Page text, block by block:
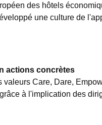
des hôtels
une culture de
actions concrètes
valeurs Care, Dare,
à l'implication des